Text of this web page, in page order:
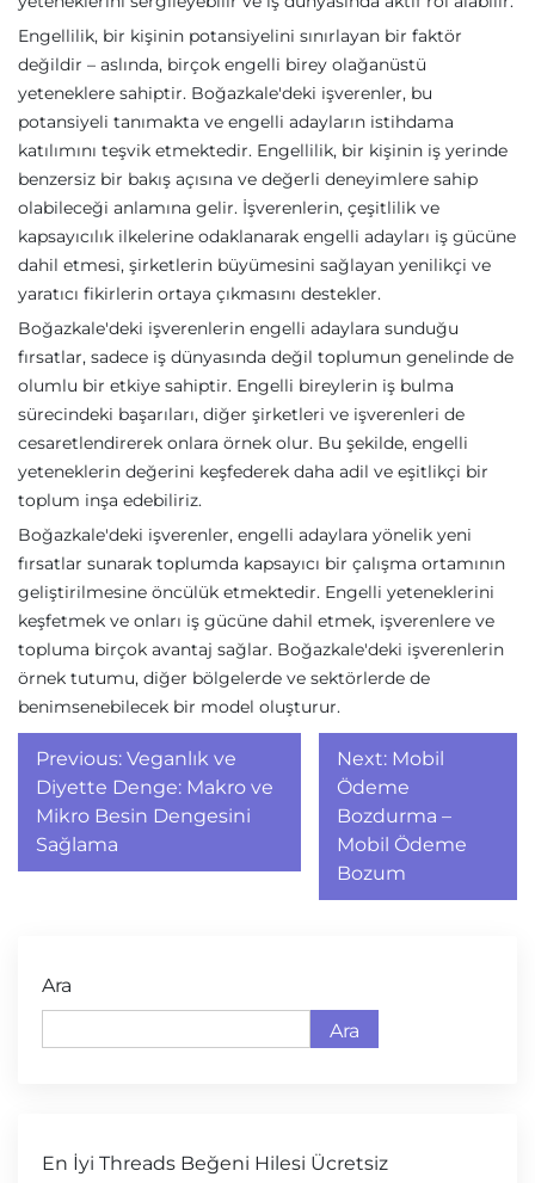
Engellilik, bir kişinin potansiyelini sınırlayan bir faktör
değildir – aslında, birçok engelli birey olağanüstü
yeteneklere sahiptir. Boğazkale'deki işverenler, bu
potansiyeli tanımakta ve engelli adayların istihdama
katılımını teşvik etmektedir. Engellilik, bir kişinin iş yerinde
benzersiz bir bakış açısına ve değerli deneyimlere sahip
olabileceği anlamına gelir. İşverenlerin, çeşitlilik ve
kapsayıcılık ilkelerine odaklanarak engelli adayları iş gücüne
dahil etmesi, şirketlerin büyümesini sağlayan yenilikçi ve
yaratıcı fikirlerin ortaya çıkmasını destekler.
Boğazkale'deki işverenlerin engelli adaylara sunduğu
fırsatlar, sadece iş dünyasında değil toplumun genelinde de
olumlu bir etkiye sahiptir. Engelli bireylerin iş bulma
sürecindeki başarıları, diğer şirketleri ve işverenleri de
cesaretlendirerek onlara örnek olur. Bu şekilde, engelli
yeteneklerin değerini keşfederek daha adil ve eşitlikçi bir
toplum inşa edebiliriz.
Boğazkale'deki işverenler, engelli adaylara yönelik yeni
fırsatlar sunarak toplumda kapsayıcı bir çalışma ortamının
geliştirilmesine öncülük etmektedir. Engelli yeteneklerini
keşfetmek ve onları iş gücüne dahil etmek, işverenlere ve
topluma birçok avantaj sağlar. Boğazkale'deki işverenlerin
örnek tutumu, diğer bölgelerde ve sektörlerde de
benimsenebilecek bir model oluşturur.
Yazı
gezinmesi
Previous: Veganlık ve
Diyette Denge: Makro ve
Mikro Besin Dengesini
Sağlama
Next: Mobil
Ödeme
Bozdurma –
Mobil Ödeme
Bozum
Ara
Ara
En İyi Threads Beğeni Hilesi Ücretsiz